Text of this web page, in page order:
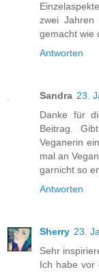
zwei Jahren
gemacht wie
Antworten
Sandra 23.
Danke für
Beitrag.
Veganerin
mal an
garnicht so
Antworten
Sherry 23.
Sehr
Ich habe vor